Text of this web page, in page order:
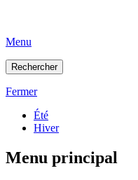
Menu
Rechercher
Fermer
Été
Hiver
Menu principal